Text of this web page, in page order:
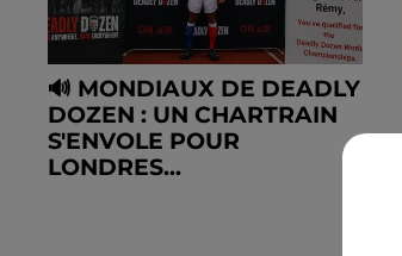
🔊 MONDIAUX DE DEADLY
DOZEN : UN CHARTRAIN
S'ENVOLE POUR
LONDRES...